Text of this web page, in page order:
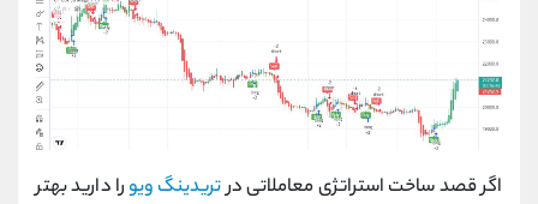
اگر قصد ساخت استراتژی معاملاتی درتریدینگ ویورا دارید بهتر